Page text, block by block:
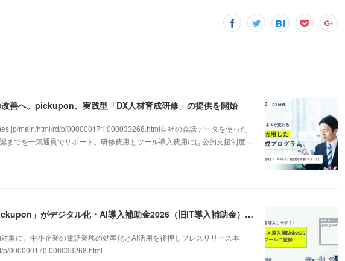
善へ。pickupon、実践型「DX人材育成研修」の提供を開始
main/html/rd/p/000000171.000033268.html自社の会話データを使った
までを一気通貫でサポート。研修費用とツール導入費用には公的支援制度…
AI電話の導入を後押し。「pickupon」がデジタル化・AI導入補助金2026（旧IT導入補助金）の対象ツールとして登録
象に。中小企業の電話業務の効率化とAI活用を後押しプレスリリース本
p/000000170.000033268.html